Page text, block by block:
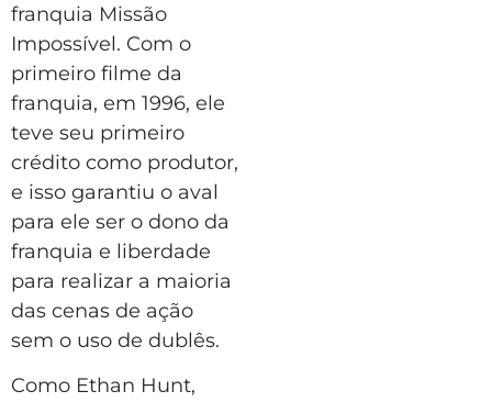
franquia Missão
Impossível. Com o
primeiro filme da
franquia, em 1996, ele
teve seu primeiro
crédito como produtor,
e isso garantiu o aval
para ele ser o dono da
franquia e liberdade
para realizar a maioria
das cenas de ação
sem o uso de dublês.
Como Ethan Hunt,